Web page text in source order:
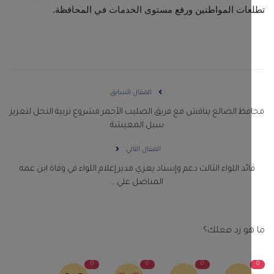
المواطنين ورفع مستوى الخدمات في المحافظة.
المقال السابق
الضالع يناقش مع فريق الصليب الأحمر مشروع تربية النحل لتعزيز
سبل المعيشة
المقال التالي
اللواء الثالث دعم وإسناد يعزي مدير إعلام اللواء في وفاة ابن عمه
المناضل علي...
رد فعلك؟